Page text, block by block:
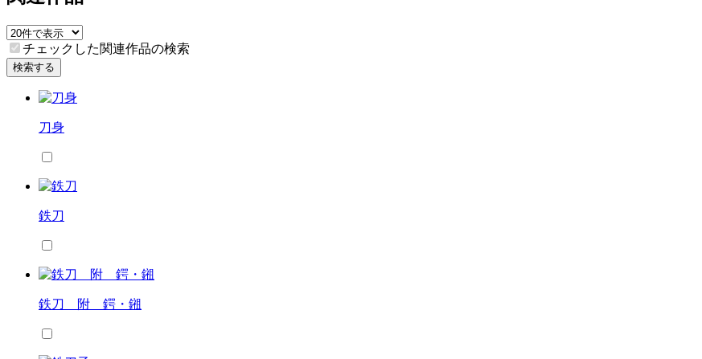
チェックした関連作品の検索
検索する
刀身
鉄刀
鉄刀 附 鍔・鎺